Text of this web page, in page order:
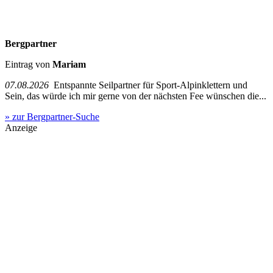
Bergpartner
Eintrag von Mariam
07.08.2026 Entspannte Seilpartner für Sport-Alpinklettern und
Sein, das würde ich mir gerne von der nächsten Fee wünschen die...
» zur Bergpartner-Suche
Anzeige